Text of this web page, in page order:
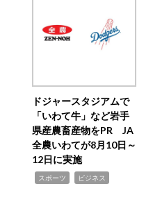
ドジャースタジアムで
「いわて牛」など岩手
県産農畜産物をPR JA
全農いわてが8月10日～
12日に実施
スポーツ ビジネス